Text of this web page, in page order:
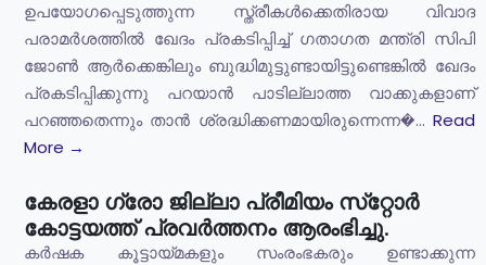
ഉപയോഗപ്പെടുത്തുന്ന സ്ത്രീകൾക്കെതിരായ വിവാദ
പരാമർശത്തിൽ ഖേദം പ്രകടിപ്പിച്ച് ഗതാഗത മന്ത്രി സിപി
ജോൺ ആർക്കെങ്കിലും ബുദ്ധിമുട്ടുണ്ടായിട്ടുണ്ടെങ്കിൽ ഖേദം
പ്രകടിപ്പിക്കുന്നു പറയാൻ പാടില്ലാത്ത വാക്കുകളാണ്
പറഞ്ഞതെന്നും താൻ ശ്രദ്ധിക്കണമായിരുന്നെന്ന�... Read
More →
കേരളാ ഗ്രോ ജില്ലാ പ്രീമിയം സ്‌റ്റോർ
കോട്ടയത്ത് പ്രവർത്തനം ആരംഭിച്ചു.
കർഷക കൂട്ടായ്മകളും സംരംഭകരും ഉണ്ടാക്കുന്ന